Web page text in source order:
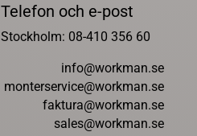
Telefon och e-post
Stockholm: 08-410 356 60
info@workman.se
monterservice@workman.se
faktura@workman.se
sales@workman.se